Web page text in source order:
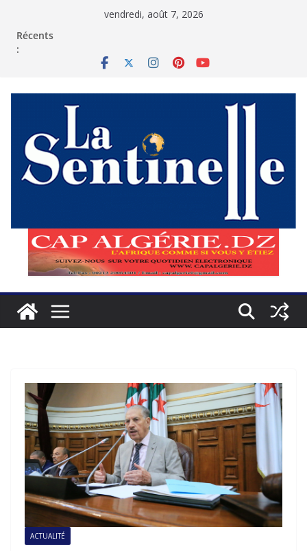
vendredi, août 7, 2026
Récents
:
ACTUALITÉ